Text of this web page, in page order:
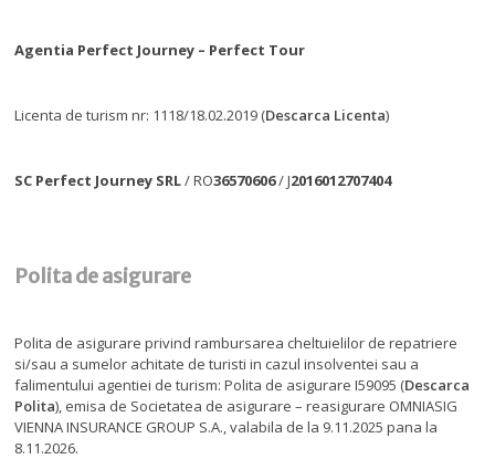
Agentia Perfect Journey – Perfect Tour
Licenta de turism nr: 1118/18.02.2019 (Descarca Licenta)
SC Perfect Journey SRL/ RO36570606/ J2016012707404
Polita de asigurare
Polita de asigurare privind rambursarea cheltuielilor de repatriere
si/sau a sumelor achitate de turisti in cazul insolventei sau a
falimentului agentiei de turism: Polita de asigurare I59095 (Descarca
Polita), emisa de Societatea de asigurare – reasigurare OMNIASIG
VIENNA INSURANCE GROUP S.A., valabila de la 9.11.2025 pana la
8.11.2026.